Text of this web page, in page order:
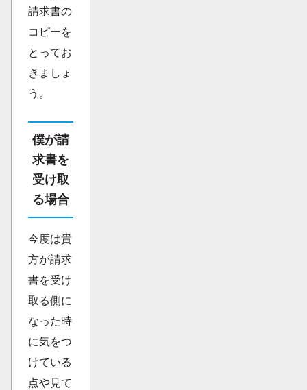
請求書の
コピーを
とってお
きましょ
う。
僕が請
求書を
受け取
る場合
今度は貴
方が請求
書を受け
取る側に
なった時
に気をつ
けている
点や見て